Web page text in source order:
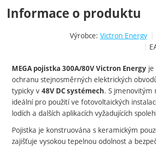
Informace o produktu
Výrobce: Victron Energy
MEGA pojistka 300A/80V Victron Energy
ochranu stejnosměrných elektrických
typicky v48V DC systémech. S jmenovitým
ideální pro použití ve fotovoltaických
lodích a dalších aplikacích vyžadujících
Pojistka je konstruována s keramickým
zajišťuje vysokou tepelnou odolnost a